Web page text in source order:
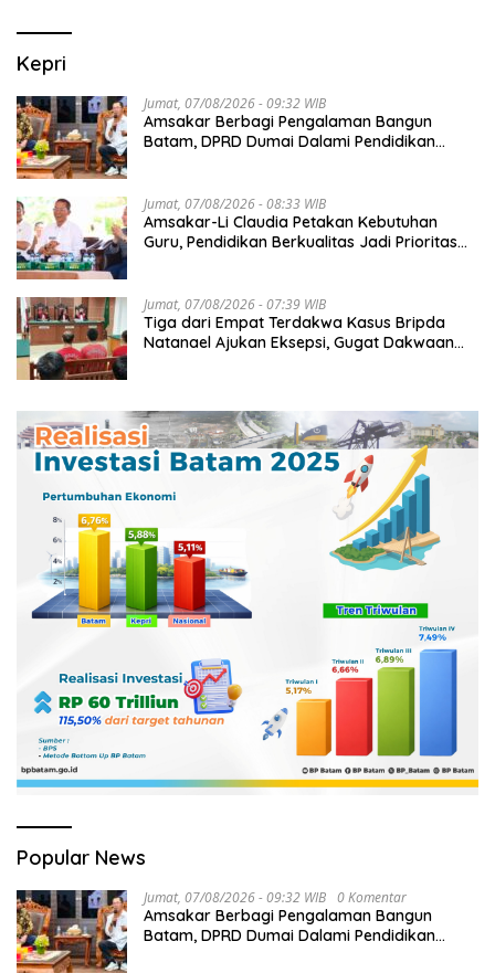
Kepri
Jumat, 07/08/2026 - 09:32 WIB
Amsakar Berbagi Pengalaman Bangun
Batam, DPRD Dumai Dalami Pendidikan
Jumat, 07/08/2026 - 08:33 WIB
Amsakar-Li Claudia Petakan Kebutuhan
Guru, Pendidikan Berkualitas Jadi Prioritas
Jumat, 07/08/2026 - 07:39 WIB
Tiga dari Empat Terdakwa Kasus Bripda
Natanael Ajukan Eksepsi, Gugat Dakwaan
Popular News
Jumat, 07/08/2026 - 09:32 WIB 0 Komentar
Amsakar Berbagi Pengalaman Bangun
Batam, DPRD Dumai Dalami Pendidikan